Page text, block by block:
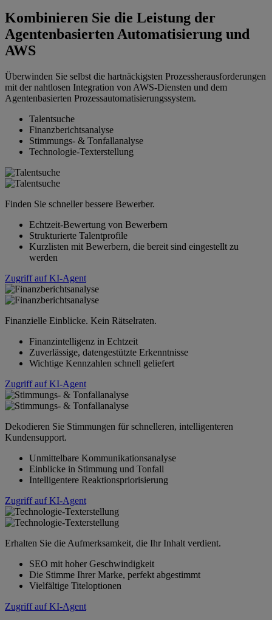
Kombinieren Sie die Leistung der
Agentenbasierten Automatisierung und
AWS
Überwinden Sie selbst die hartnäckigsten Prozessherausforderungen
mit der nahtlosen Integration von AWS-Diensten und dem
Agentenbasierten Prozessautomatisierungssystem.
Talentsuche
Finanzberichtsanalyse
Stimmungs- & Tonfallanalyse
Technologie-Texterstellung
Finden Sie schneller bessere Bewerber.
Echtzeit-Bewertung von Bewerbern
Strukturierte Talentprofile
Kurzlisten mit Bewerbern, die bereit sind eingestellt zu
werden
Zugriff auf KI-Agent
Finanzielle Einblicke. Kein Rätselraten.
Finanzintelligenz in Echtzeit
Zuverlässige, datengestützte Erkenntnisse
Wichtige Kennzahlen schnell geliefert
Zugriff auf KI-Agent
Dekodieren Sie Stimmungen für schnelleren, intelligenteren
Kundensupport.
Unmittelbare Kommunikationsanalyse
Einblicke in Stimmung und Tonfall
Intelligentere Reaktionspriorisierung
Zugriff auf KI-Agent
Erhalten Sie die Aufmerksamkeit, die Ihr Inhalt verdient.
SEO mit hoher Geschwindigkeit
Die Stimme Ihrer Marke, perfekt abgestimmt
Vielfältige Titeloptionen
Zugriff auf KI-Agent